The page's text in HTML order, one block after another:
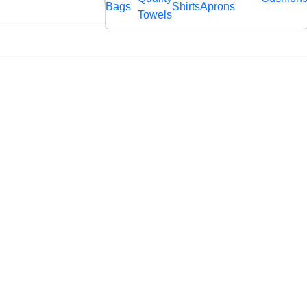
Bags
Towels
ShirtsAprons